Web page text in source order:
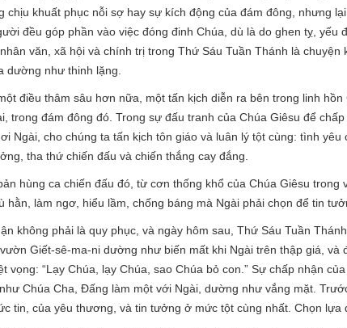
chịu khuất phục nỗi sợ hay sự kích động của đám đông, nhưng
đều góp phần vào việc đóng đinh Chúa, dù là do ghen tỵ,
văn, xã hội và chính trị trong Thứ Sáu Tuần Thánh là
dường như thinh lặng.
điều thâm sâu hơn nữa, một tấn kịch diễn ra bên trong linh
trong đám đông đó. Trong sự đấu tranh của Chúa Giêsu để
Ngài, cho chúng ta tấn kịch tôn giáo và luân lý tột cùng: tình
tha thứ chiến đấu và chiến thắng cay đắng.
hùng ca chiến đấu đó, từ cơn thống khổ của Chúa Giêsu
hằn, làm ngơ, hiểu lầm, chống báng mà Ngài phải chọn để tin
không phải là quy phục, và ngày hôm sau, Thứ Sáu Tuần
Giết-sê-ma-ni dường như biến mất khi Ngài trên thập giá,
vọng: “Lạy Chúa, lạy Chúa, sao Chúa bỏ con.” Sự chấp nhận
Chúa Cha, Đấng làm một với Ngài, dường như vắng mặt.
tin, của yêu thương, và tin tưởng ở mức tột cùng nhất. Chọn lựa